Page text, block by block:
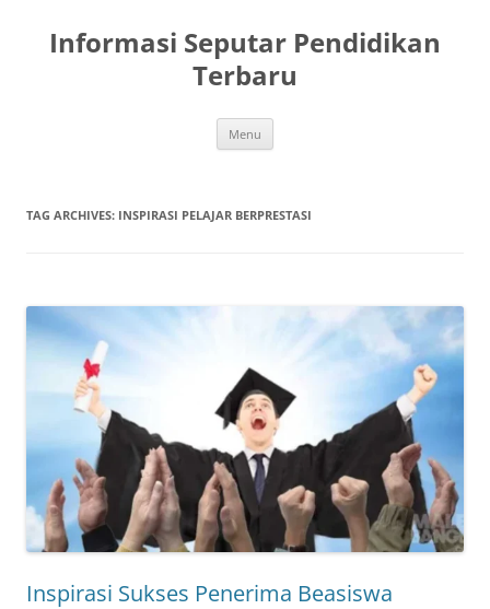
content
Informasi Seputar Pendidikan
Terbaru
Menu
TAG ARCHIVES: INSPIRASI PELAJAR BERPRESTASI
Inspirasi Sukses Penerima Beasiswa